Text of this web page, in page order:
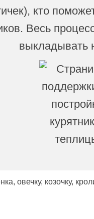
кто
Весь
выкладывать
овечку, козочку,